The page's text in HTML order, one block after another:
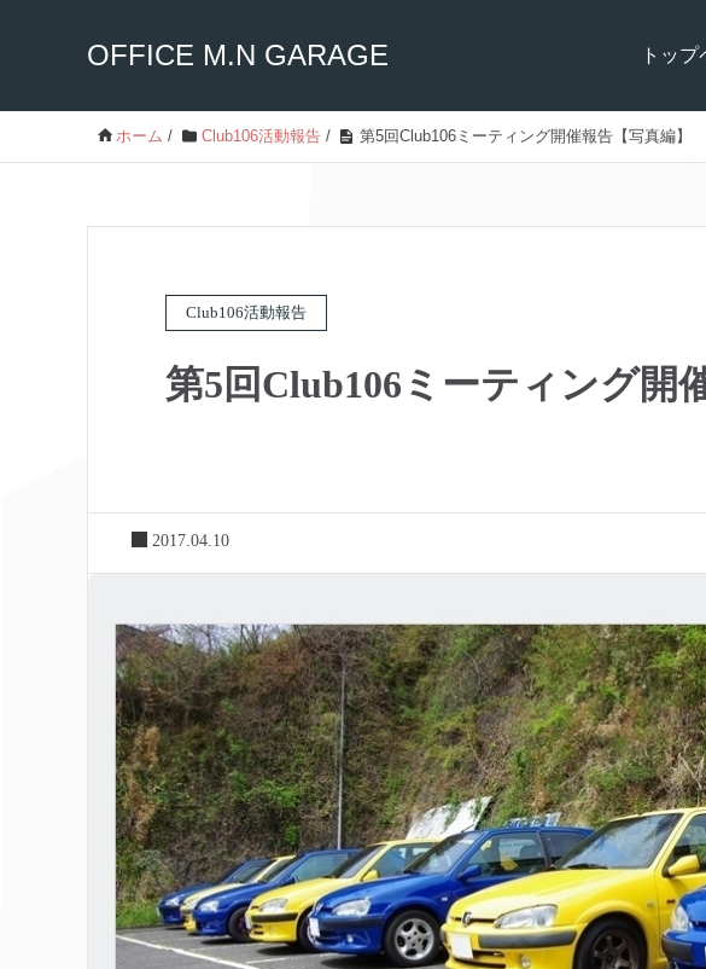
OFFICE M.N GARAGE トッ
ホーム / Club106活動報告 / 第5回Club106ミーティング開催報告【写真編】
Club106活動報告
第5回Club106ミーティング開
2017.04.10